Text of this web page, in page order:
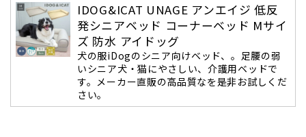
IDOG&ICAT UNAGE アンエイジ 低反
発シニアベッド コーナーベッド Mサイ
ズ 防水 アイドッグ
犬の服iDogのシニア向けベッド、。足腰の弱
いシニア犬・猫にやさしい、介護用ベッドで
す。メーカー直販の高品質なを是非お試しくだ
さい。